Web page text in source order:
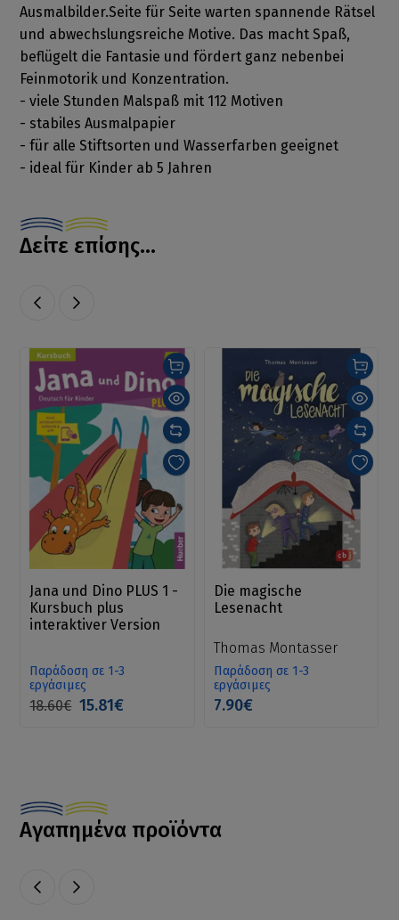
Ausmalbilder.Seite für Seite warten spannende Rätsel
und abwechslungsreiche Motive. Das macht Spaß,
beflügelt die Fantasie und fördert ganz nebenbei
Feinmotorik und Konzentration.
- viele Stunden Malspaß mit 112 Motiven
- stabiles Ausmalpapier
- für alle Stiftsorten und Wasserfarben geeignet
- ideal für Kinder ab 5 Jahren
Δείτε επίσης...
Jana und Dino PLUS 1 -
Kursbuch plus
interaktiver Version
Παράδοση σε 1-3
εργάσιμες
18.60€ 15.81€
Die magische
Lesenacht
Thomas Montasser
Παράδοση σε 1-3
εργάσιμες
7.90€
Αγαπημένα προϊόντα